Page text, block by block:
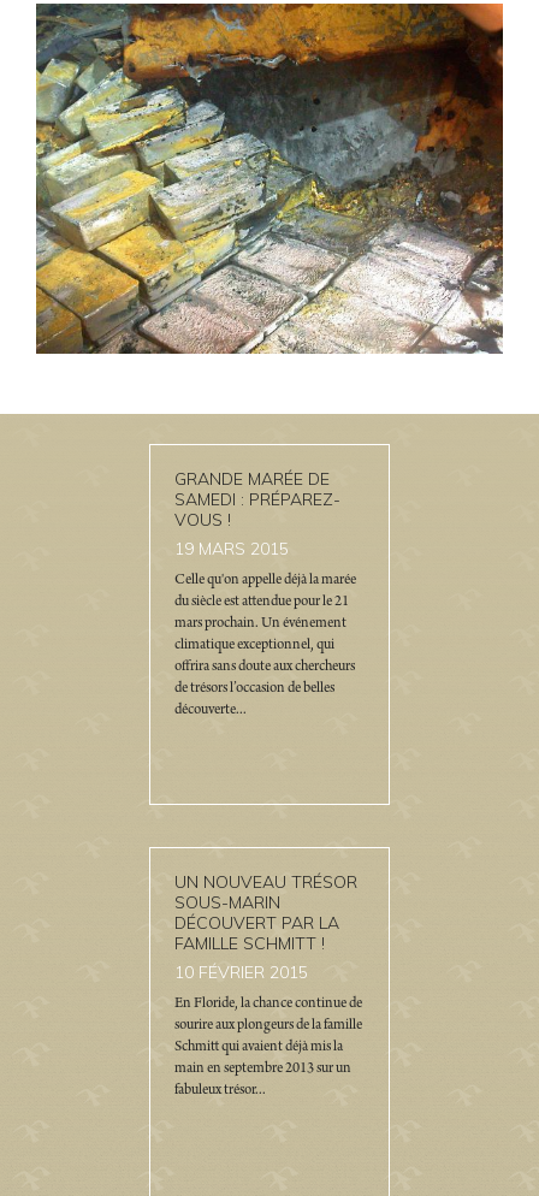
GRANDE MARÉE DE
SAMEDI : PRÉPAREZ-
VOUS !
19 MARS 2015
Celle qu'on appelle déjà la marée
du siècle est attendue pour le 21
mars prochain. Un événement
climatique exceptionnel, qui
offrira sans doute aux chercheurs
de trésors l’occasion de belles
découverte...
UN NOUVEAU TRÉSOR
SOUS-MARIN
DÉCOUVERT PAR LA
FAMILLE SCHMITT !
10 FÉVRIER 2015
En Floride, la chance continue de
sourire aux plongeurs de la famille
Schmitt qui avaient déjà mis la
main en septembre 2013 sur un
fabuleux trésor...